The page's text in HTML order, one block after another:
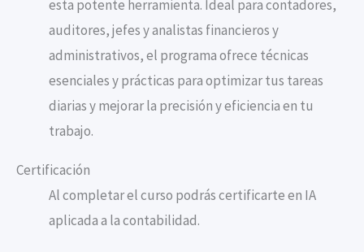
esta potente herramienta. Ideal para contadores,
auditores, jefes y analistas financieros y
administrativos, el programa ofrece técnicas
esenciales y prácticas para optimizar tus tareas
diarias y mejorar la precisión y eficiencia en tu
trabajo.
Certificación
Al completar el curso podrás certificarte en IA
aplicada a la contabilidad.